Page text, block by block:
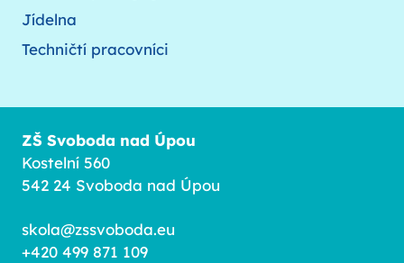
Jídelna
Techničtí pracovníci
ZŠ Svoboda nad Úpou
Kostelní 560
542 24 Svoboda nad Úpou
skola@zssvoboda.eu
+420 499 871 109